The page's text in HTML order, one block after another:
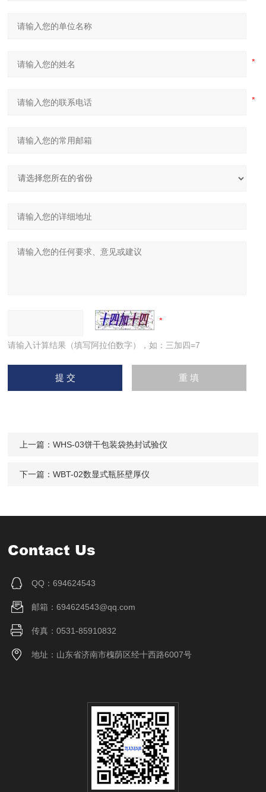
请输入计算结果（填写阿拉伯数字），如：三加四=7
上一篇：WHS-03饼干包装袋热封试验仪
下一篇：WBT-02数显式瓶胚壁厚仪
Contact Us
QQ：694624543
邮箱：694624543@qq.com
传真：0531-85910832
地址：山东省济南市槐荫区经十西路6007号